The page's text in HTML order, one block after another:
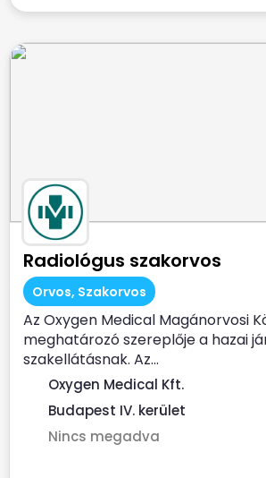
Radiológus szakorvos
Orvos, Szakorvos
Az Oxygen Medical Magánorvosi
meghatározó szereplője a hazai
szakellátásnak. Az...
Oxygen Medical Kft.
Budapest IV. kerület
Nincs megadva